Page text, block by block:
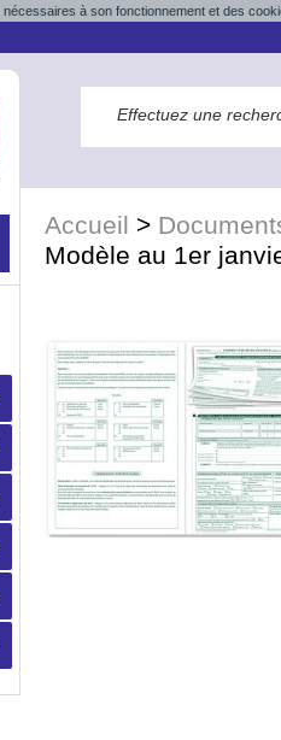
à son fonctionnement et des
Accueil >
Modèle au 1er